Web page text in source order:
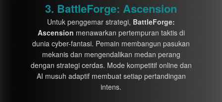
3. BattleForge: Ascension
Untuk penggemar strategi, BattleForge:
Ascension menawarkan pertempuran taktis di
dunia cyber-fantasi. Pemain membangun pasukan
mekanis dan mengendalikan medan perang
dengan strategi cerdas. Mode kompetitif online dan
AI musuh adaptif membuat setiap pertandingan
intens.